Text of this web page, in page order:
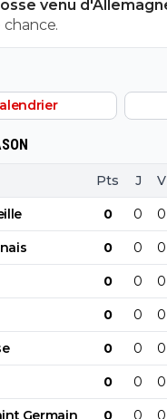
monde m'explique
pas surpayer" alors
contrat et qui a flop
Adeymi pour 29M on
bien ? et allez vous
fallait putain !
venu
Pts J V
0 0 0
0 0 0
0 0 0
0 0 0
0 0 0
0 0 0
Germain 0 0 0